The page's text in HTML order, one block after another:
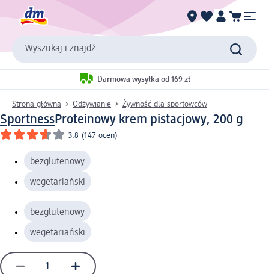
Wyszukaj i znajdź
Darmowa wysyłka od 169 zł
Strona główna Odżywianie Żywność dla sportowców
SportnessProteinowy krem pistacjowy, 200 g
3.8 (147 ocen)
bezglutenowy
wegetariański
bezglutenowy
wegetariański